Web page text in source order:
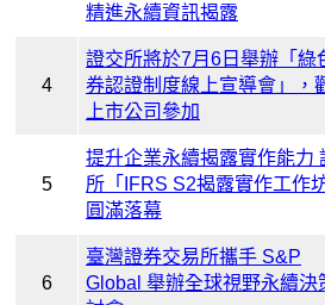
精進永續資訊揭露
4
證交所將於7月6日舉辦「綠
券認證制度線上宣導會」，
上市公司參加
5
提升企業永續揭露實作能力
所「IFRS S2揭露實作工作坊
圓滿落幕
6
臺灣證券交易所攜手 S&P
Global 舉辦全球視野永續決